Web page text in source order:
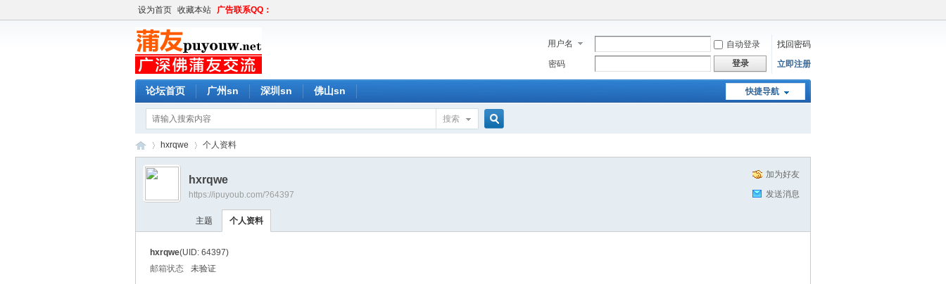
设为首页 收藏本站 广告联系QQ：
用户名 自动登录
找回密码
密码
登录 立即注册
快捷导航
论坛首页 广州sn 深圳sn 佛山sn
搜索
›
hxrqwe 个人资料
加为好友
发送消息
hxrqwe
https://ipuyoub.com/?64397
主题 个人资料
hxrqwe(UID: 64397)
邮箱状态
未验证